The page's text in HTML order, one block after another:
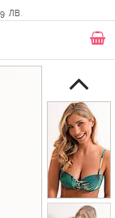
ЛВ.